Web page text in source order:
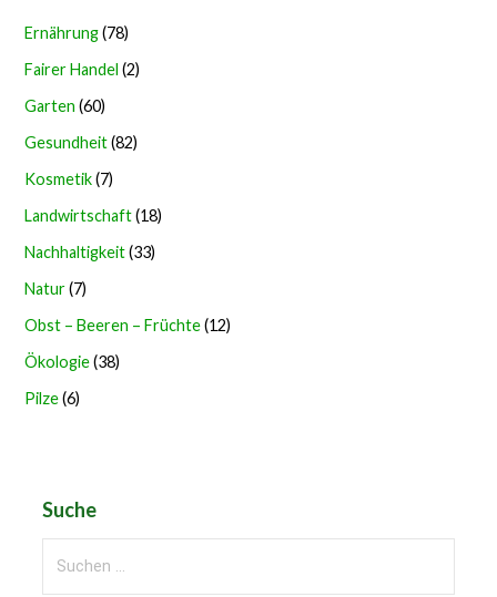
Ernährung(78)
Fairer Handel (2)
Garten (60)
Gesundheit(82)
Kosmetik(7)
Landwirtschaft(18)
Nachhaltigkeit(33)
Natur(7)
Obst – Beeren – Früchte(12)
Ökologie(38)
Pilze(6)
Suche